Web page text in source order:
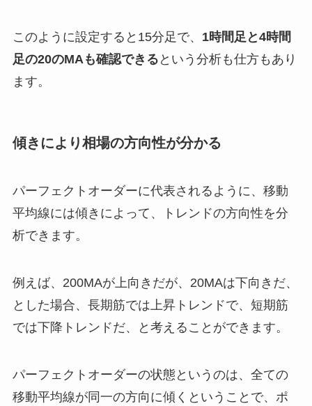
このように設定すると15分足で、 1時間足と4時間
足の20のMAも確認できる という分析も仕方もあり
ます。
傾きにより相場の方向性が分かる
パーフェクトオーダーに代表されるように、移動
平均線には傾きによって、トレンドの方向性を分
析できます。
例えば、200MAが上向きだが、20MAは下向きだ、
とした場合、長期筋では上昇トレンドで、短期筋
では下降トレンドだ、と考えることができます。
パーフェクトオーダーの状態というのは、全ての
移動平均線が同一の方向に傾くということで、ポ